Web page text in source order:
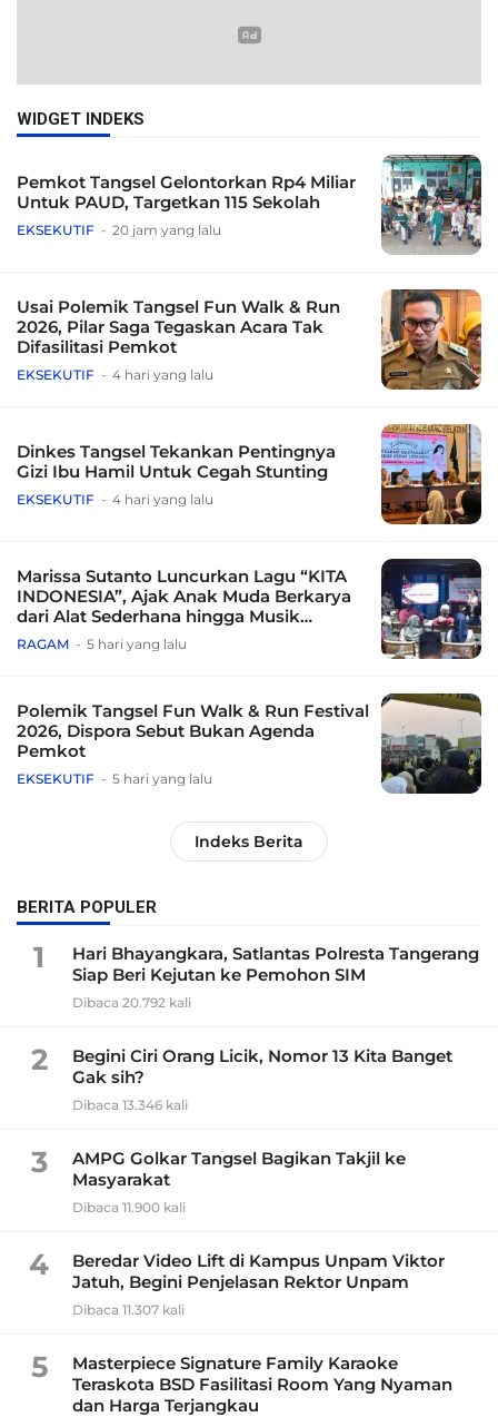
WIDGET INDEKS
Pemkot Tangsel Gelontorkan Rp4 Miliar
Untuk PAUD, Targetkan 115 Sekolah
EKSEKUTIF 20 jam yang lalu
Usai Polemik Tangsel Fun Walk & Run
2026, Pilar Saga Tegaskan Acara Tak
Difasilitasi Pemkot
EKSEKUTIF 4 hari yang lalu
Dinkes Tangsel Tekankan Pentingnya
Gizi Ibu Hamil Untuk Cegah Stunting
EKSEKUTIF 4 hari yang lalu
Marissa Sutanto Luncurkan Lagu “KITA
INDONESIA”, Ajak Anak Muda Berkarya
dari Alat Sederhana hingga Musik
Tradisional
RAGAM 5 hari yang lalu
Polemik Tangsel Fun Walk & Run Festival
2026, Dispora Sebut Bukan Agenda
Pemkot
EKSEKUTIF 5 hari yang lalu
Indeks Berita
BERITA POPULER
1
Hari Bhayangkara, Satlantas Polresta Tangerang
Siap Beri Kejutan ke Pemohon SIM
Dibaca 20.792 kali
2
Begini Ciri Orang Licik, Nomor 13 Kita Banget
Gak sih?
Dibaca 13.346 kali
3
AMPG Golkar Tangsel Bagikan Takjil ke
Masyarakat
Dibaca 11.900 kali
4
Beredar Video Lift di Kampus Unpam Viktor
Jatuh, Begini Penjelasan Rektor Unpam
Dibaca 11.307 kali
5
Masterpiece Signature Family Karaoke
Teraskota BSD Fasilitasi Room Yang Nyaman
dan Harga Terjangkau